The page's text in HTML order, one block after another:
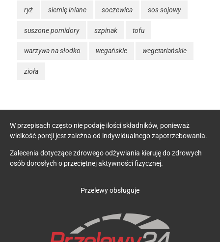
ryż siemię lniane soczewica sos sojowy
suszone pomidory szpinak tofu
warzywa na słodko wegańskie wegetariańskie
zioła
W przepisach często nie podaję ilości składników, ponieważ
wielkość porcji jest zależna od indywidualnego zapotrzebowania.
Zalecenia dotyczące zdrowego odżywiania kieruję do zdrowych
osób dorosłych o przeciętnej aktywności fizycznej.
Przelewy obsługuje